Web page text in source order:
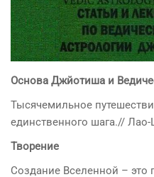
Основа Джйотиша и
Тысячемильное
единственного шага.//
Творение
Создание Вселенной – это